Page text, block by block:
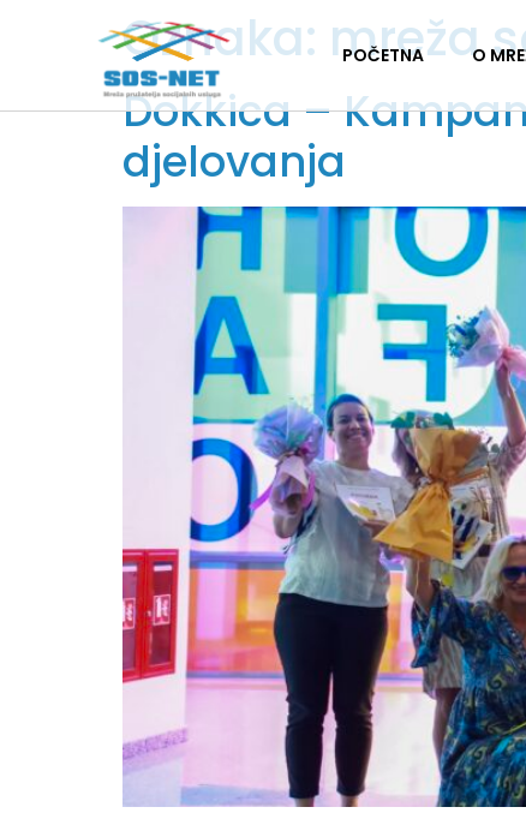
POČETNA O
Oznaka: mreža
Dokkica –
djelovanja